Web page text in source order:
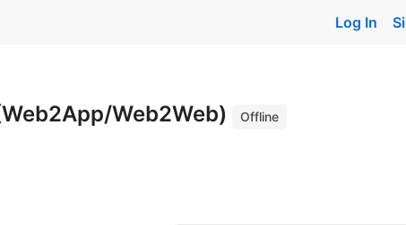
Log In
Web2Web)
Offline